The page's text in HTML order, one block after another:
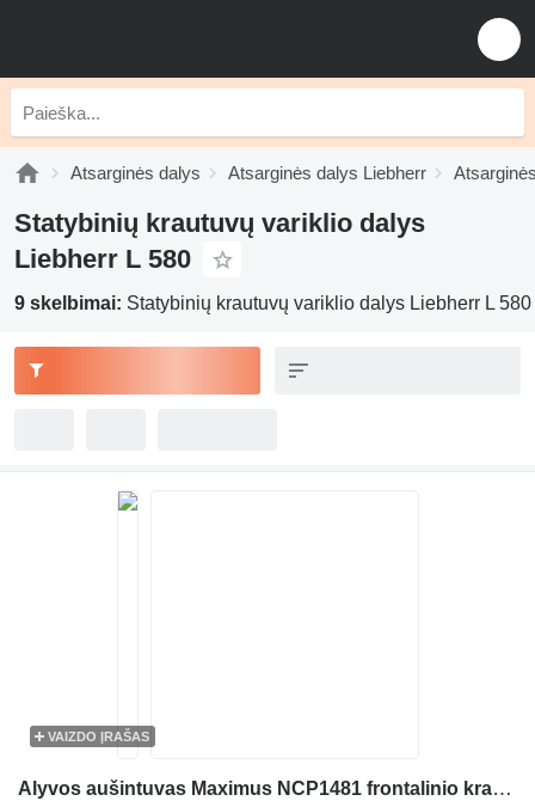
Atsarginės dalys Atsarginės dalys Liebherr
Statybinių krautuvų variklio dalys
Liebherr L 580
9 skelbimai: Statybinių krautuvų variklio dalys Liebherr L 580
VAIZDO ĮRAŠAS
Alyvos aušintuvas Maximus NCP1481 frontalinio krautuvo Liebherr L566 , L576 , L580